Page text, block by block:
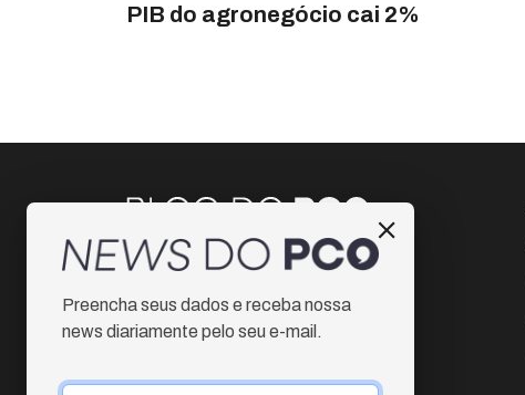
PIB do agronegócio cai 2%
Instagram
Facebook
Preencha seus dados e receba nossa
news diariamente pelo seu e-mail.